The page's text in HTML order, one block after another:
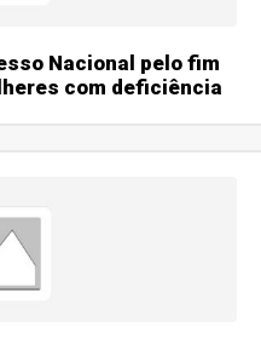
Nacional pelo fim
com deficiência